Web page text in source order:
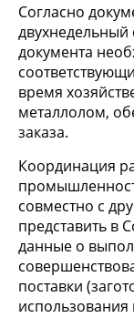
Согласно
двухнедельный
документа
время
металлолом,
заказа.
Координация
совместно с
представить в
данные о
поставки